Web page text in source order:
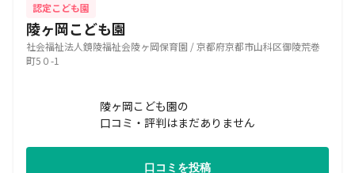
認定こども園
陵ヶ岡こども園
社会福祉法人鏡陵福祉会陵ヶ岡保育園 / 京都府京都市山科区御陵荒巻
町5０-1
陵ヶ岡こども園の
口コミ・評判はまだありません
口コミを投稿